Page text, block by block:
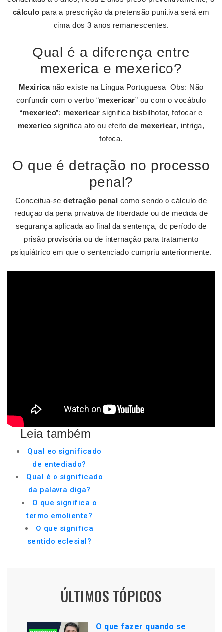
cálculo para a prescrição da pretensão punitiva será em
cima dos 3 anos remanescentes.
Qual é a diferença entre
mexerica e mexerico?
Mexiricanão existe na Língua Portuguesa. Obs: Não
confundir com o verbo “mexericar” ou com o vocábulo
“mexerico”; mexericar significa bisbilhotar, fofocar e
mexerico significa ato ou efeitode mexericar, intriga,
fofoca.
O que é detração no processo
penal?
Conceitua-sedetração penal como sendo o cálculo de
redução da pena privativa de liberdade ou de medida de
segurança aplicada ao final da sentença, do período de
prisão provisória ou de internação para tratamento
psiquiátrico em que o sentenciado cumpriu anteriormente.
Leia também
Qual eo significado
de entediado?
Qual é o significado
da palavra diga?
O que significa o
termo emoliente?
O que significa
sentido eclesial?
ÚLTIMOS TÓPICOS
O que fazer quando se